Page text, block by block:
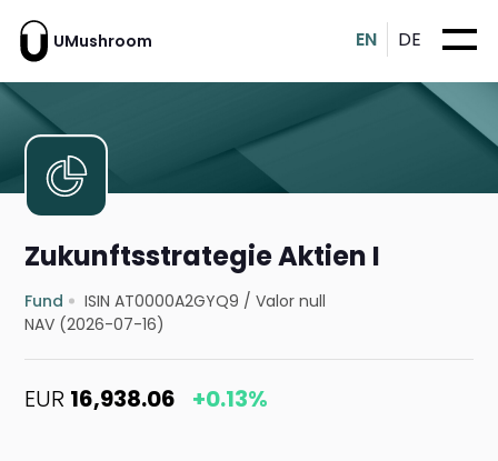
UMushroom EN DE
Zukunftsstrategie Aktien I
Fund ISIN AT0000A2GYQ9 /Valor null
NAV (2026-07-16)
EUR 16,938.06 +0.13%